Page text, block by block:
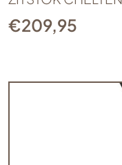
€209,95